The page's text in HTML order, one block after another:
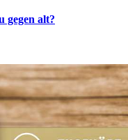
gegen alt?